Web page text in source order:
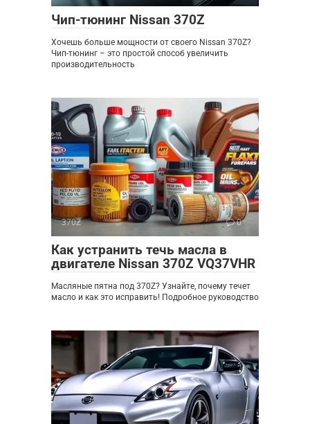
Чип-тюнинг Nissan 370Z
Хочешь больше мощности от своего Nissan 370Z?
Чип-тюнинг – это простой способ увеличить
производительность
370Z 0
Как устранить течь масла в
двигателе Nissan 370Z VQ37VHR
Масляные пятна под 370Z? Узнайте, почему течет
масло и как это исправить! Подробное руководство